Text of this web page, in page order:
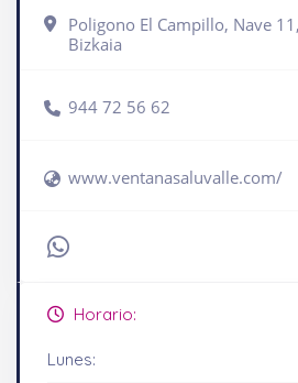
Poligono El Campillo, Nave
Bizkaia
944 72 56 62
www.ventanasaluvalle.com/
Horario:
Lunes: